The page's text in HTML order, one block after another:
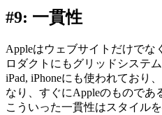
#9: 一貫性
Appleはウェブサイトだけでな
ロダクトにもグリッドシステ
iPad, iPhoneにも使われており
なり、すぐにAppleのものであ
こういった一貫性はスタイル